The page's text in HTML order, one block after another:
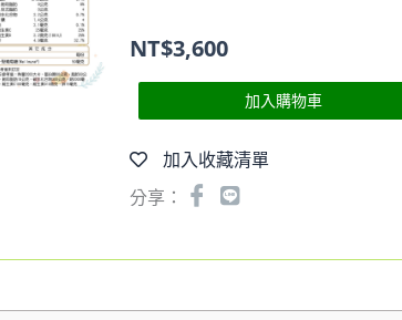
NT$3,600
加入購物車
加入收藏清單
分享：